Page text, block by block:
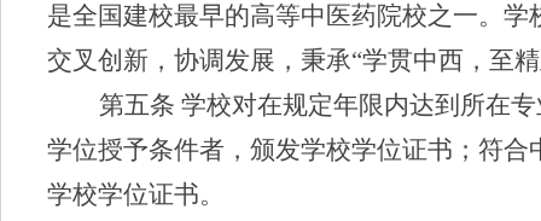
是全国建校最早的高等中医药院校之一。
交叉创新，协调发展，秉承“学贯中西，至
第五条学校对在规定年限内达到所在
学位授予条件者，颁发学校学位证书；符
学校学位证书。